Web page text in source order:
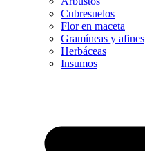
Cubresuelos
Flor en maceta
Gramíneas y afines
Herbáceas
Insumos